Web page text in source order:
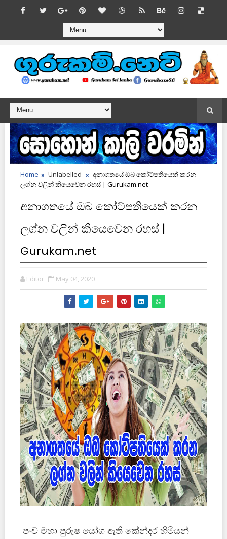
Home Unlabelled
අනාගතයේ ඔබ කෝට්පතියෙක් කරන
ලග්න වලින් කියෙවෙන රහස් | Gurukam.net
අනාගතයේ ඔබ කෝට්පතියෙක් කරන
ලග්න වලින් කියෙවෙන රහස් |
Gurukam.net
Editor May 04, 2020
පංච මහා පුරුෂයෝග ඇති කේන්දර හිමියන්